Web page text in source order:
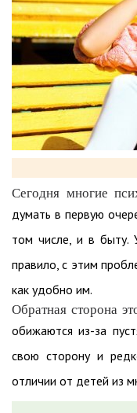
Сегодня многие
думать в первую
том числе, и в быту.
правило, с этим
как удобно им.
Обратная сторона
обижаются из-за
свою сторону и
отличии от детей из